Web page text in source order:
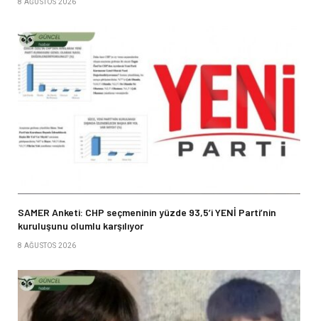
8 AĞUSTOS 2026
SAMER Anketi: CHP seçmeninin yüzde 93,5’i YENİ Parti’nin
kuruluşunu olumlu karşılıyor
8 AĞUSTOS 2026